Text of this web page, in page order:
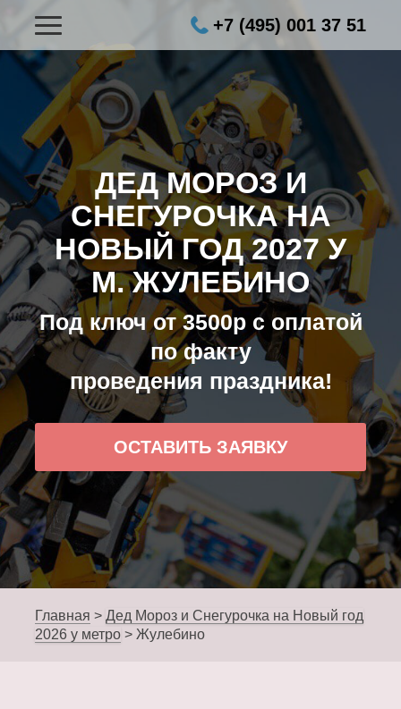
+7 (495) 001 37 51
ДЕД МОРОЗ И
СНЕГУРОЧКА НА
НОВЫЙ ГОД 2027 У
М. ЖУЛЕБИНО
Под ключ от 3500р с оплатой
по факту
проведения праздника!
ОСТАВИТЬ ЗАЯВКУ
Главная > Дед Мороз и Снегурочка на Новый год
2026 у метро > Жулебино